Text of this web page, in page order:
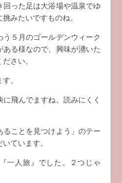
回った足は大浴場や温泉でゆ
みたいですものね。
５月のゴールデンウィーク
る様なので、興味が湧いた
さい。
。
飛んでますね。読みにくく
ることを見つけよう」のテー
ています。
一人旅』でした。２つじゃ